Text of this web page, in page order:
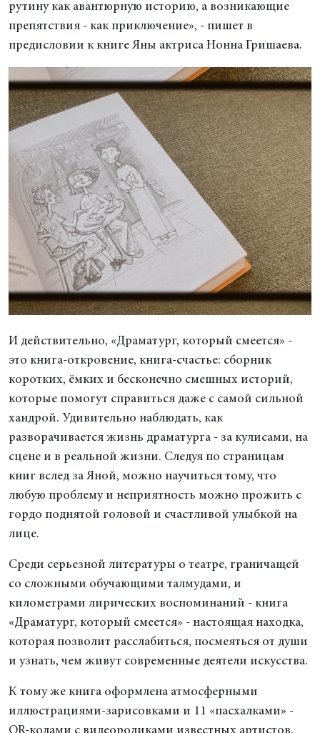
рутину как авантюрную историю, а возникающие
препятствия - как приключение», - пишет в
предисловии к книге Яны актриса Нонна Гришаева.
И действительно, «Драматург, который смеется» -
это книга-откровение, книга-счастье: сборник
коротких, ёмких и бесконечно смешных историй,
которые помогут справиться даже с самой сильной
хандрой. Удивительно наблюдать, как
разворачивается жизнь драматурга - за кулисами, на
сцене и в реальной жизни. Следуя по страницам
книг вслед за Яной, можно научиться тому, что
любую проблему и неприятность можно прожить с
гордо поднятой головой и счастливой улыбкой на
лице.
Среди серьезной литературы о театре, граничащей
со сложными обучающими талмудами, и
километрами лирических воспоминаний - книга
«Драматург, который смеется» - настоящая находка,
которая позволит расслабиться, посмеяться от души
и узнать, чем живут современные деятели искусства.
К тому же книга оформлена атмосферными
иллюстрациями-зарисовками и 11 «пасхалками» -